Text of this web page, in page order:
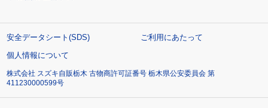
安全データシート(SDS)
ご利用にあたって
個人情報について
株式会社 スズキ自販栃木 古物商許可証番号 栃木県公安委員会 第
411230000599号